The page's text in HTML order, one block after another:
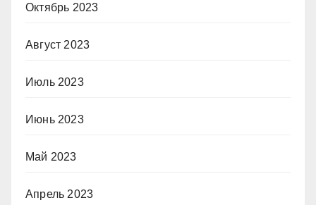
Октябрь 2023
Август 2023
Июль 2023
Июнь 2023
Май 2023
Апрель 2023